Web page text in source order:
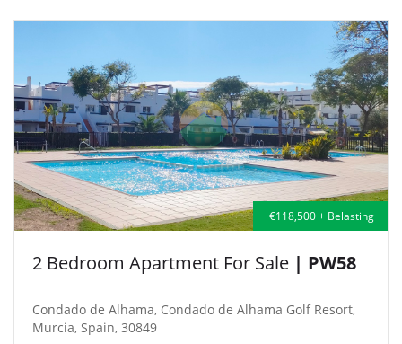
€118,500 + Belasting
2 Bedroom Apartment For Sale | PW58
Condado de Alhama, Condado de Alhama Golf Resort,
Murcia, Spain, 30849